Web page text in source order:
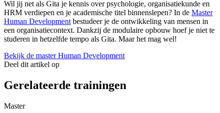
Wil jij net als Gita je kennis over psychologie, organisatiekunde en
HRM verdiepen en je academische titel binnenslepen? In de Master
Human Development bestudeer je de ontwikkeling van mensen in
een organisatiecontext. Dankzij de modulaire opbouw hoef je niet te
studeren in hetzelfde tempo als Gita. Maar het mag wel!
Bekijk de master Human Development
Deel dit artikel op
Gerelateerde trainingen
Master